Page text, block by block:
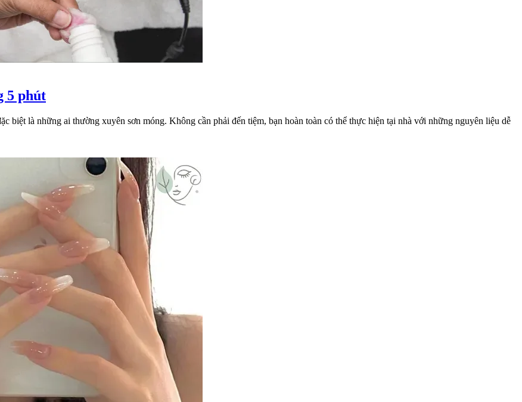
5 phút
biệt là những ai thường xuyên sơn móng. Không cần phải đến tiệm, bạn hoàn toàn có thể thực hiện tại nhà với những nguyên liệu dễ